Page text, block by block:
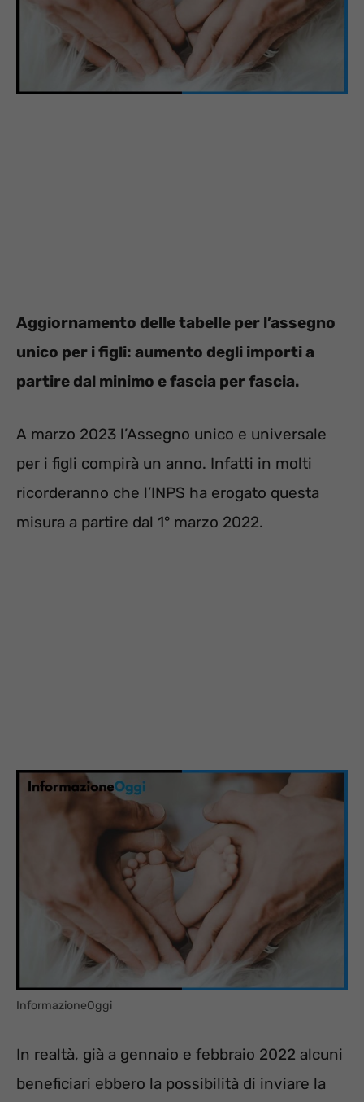
Aggiornamento delle tabelle per l’assegno
unico per i figli: aumento degli importi a
partire dal minimo e fascia per fascia.
A marzo 2023 l’Assegno unico e universale
per i figli compirà un anno. Infatti in molti
ricorderanno che l’INPS ha erogato questa
misura a partire dal 1° marzo 2022.
InformazioneOggi
In realtà, già a gennaio e febbraio 2022 alcuni
beneficiari ebbero la possibilità di inviare la